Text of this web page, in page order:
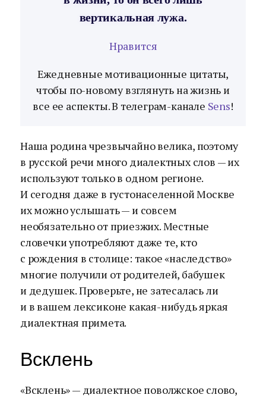
вертикальная лужа.
Нравится
Ежедневные мотивационные цитаты,
чтобы по-новому взглянуть на жизнь и
все ее аспекты. В телеграм-канале Sens!
Наша родина чрезвычайно велика, поэтому
в русской речи много диалектных слов — их
используют только в одном регионе.
И сегодня даже в густонаселенной Москве
их можно услышать — и совсем
необязательно от приезжих. Местные
словечки употребляют даже те, кто
с рождения в столице: такое «наследство»
многие получили от родителей, бабушек
и дедушек. Проверьте, не затесалась ли
и в вашем лексиконе какая-нибудь яркая
диалектная примета.
Всклень
«Всклень» — диалектное поволжское слово,